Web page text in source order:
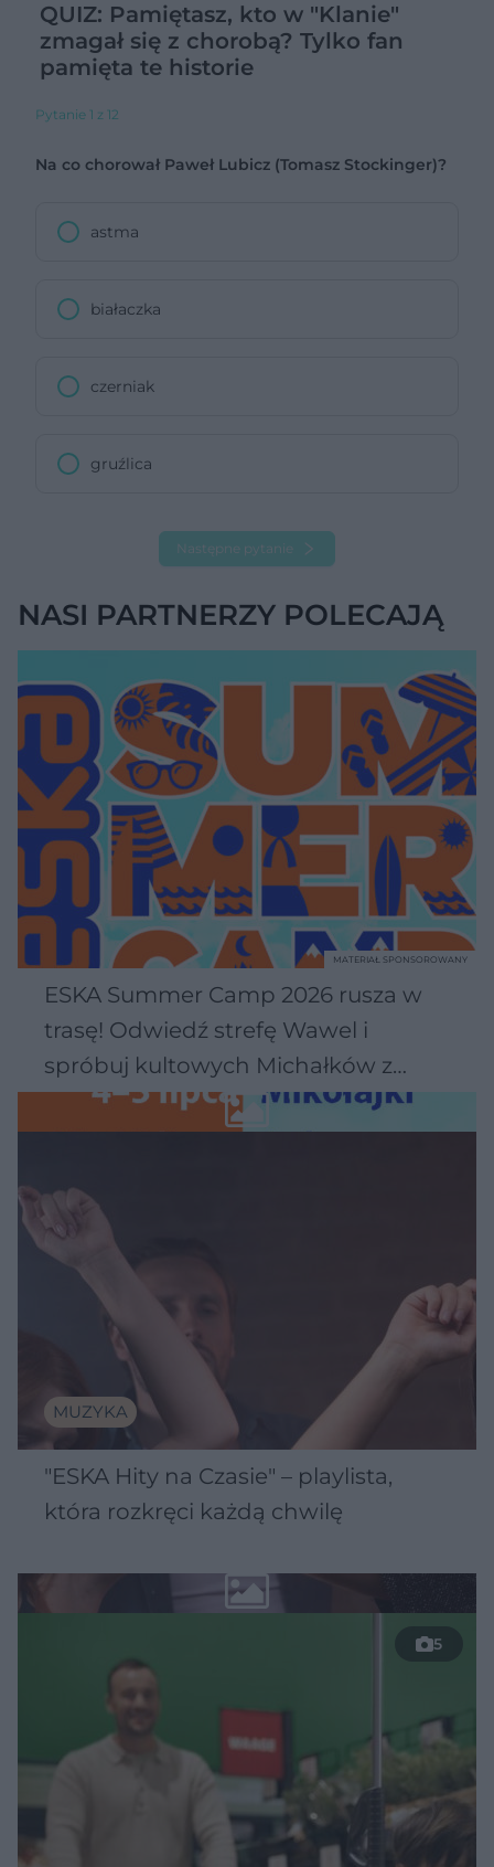
QUIZ: Pamiętasz, kto w "Klanie"
zmagał się z chorobą? Tylko fan
pamięta te historie
Pytanie 1 z 12
Na co chorował Paweł Lubicz (Tomasz Stockinger)?
astma
białaczka
czerniak
gruźlica
Następne pytanie
NASI PARTNERZY POLECAJĄ
ESKA Summer Camp 2026 rusza w
trasę! Odwiedź strefę Wawel i
spróbuj kultowych Michałków z
Wawelu
MATERIAŁ SPONSOROWANY
MUZYKA
"ESKA Hity na Czasie" – playlista,
która rozkręci każdą chwilę
5